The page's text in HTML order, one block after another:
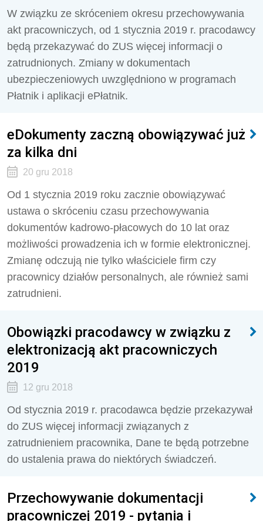
W związku ze skróceniem okresu przechowywania
akt pracowniczych, od 1 stycznia 2019 r. pracodawcy
będą przekazywać do ZUS więcej informacji o
zatrudnionych. Zmiany w dokumentach
ubezpieczeniowych uwzględniono w programach
Płatnik i aplikacji ePłatnik.
eDokumenty zaczną obowiązywać już
za kilka dni
20 gru 2018
Od 1 stycznia 2019 roku zacznie obowiązywać
ustawa o skróceniu czasu przechowywania
dokumentów kadrowo-płacowych do 10 lat oraz
możliwości prowadzenia ich w formie elektronicznej.
Zmianę odczują nie tylko właściciele firm czy
pracownicy działów personalnych, ale również sami
zatrudnieni.
Obowiązki pracodawcy w związku z
elektronizacją akt pracowniczych
2019
12 gru 2018
Od stycznia 2019 r. pracodawca będzie przekazywał
do ZUS więcej informacji związanych z
zatrudnieniem pracownika, Dane te będą potrzebne
do ustalenia prawa do niektórych świadczeń.
Przechowywanie dokumentacji
pracowniczej 2019 - pytania i